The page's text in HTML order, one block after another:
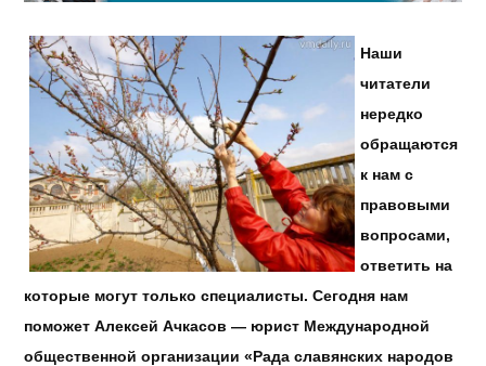
Наши
читатели
нередко
обращаются
к нам с
правовыми
вопросами,
ответить на
которые могут только специалисты. Сегодня нам
поможет Алексей Ачкасов — юрист Международной
общественной организации «Рада славянских народов